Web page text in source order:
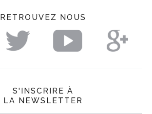
RETROUVEZ NOUS
S'INSCRIRE À
LA NEWSLETTER